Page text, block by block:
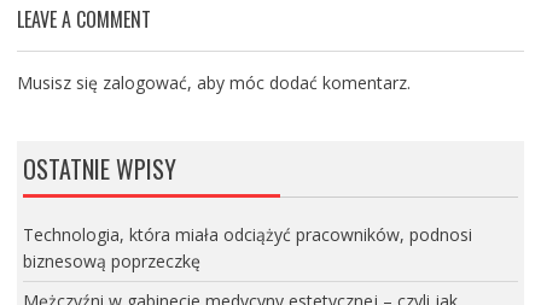
LEAVE A COMMENT
Musisz się zalogować, aby móc dodać komentarz.
OSTATNIE WPISY
Technologia, która miała odciążyć pracowników, podnosi
biznesową poprzeczkę